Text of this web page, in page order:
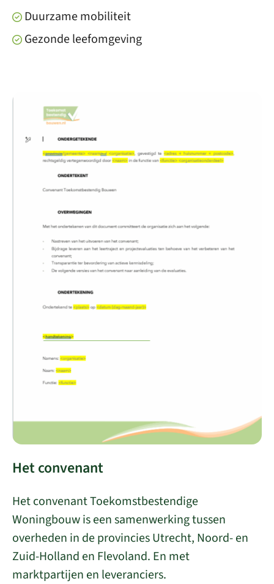
Duurzame mobiliteit
Gezonde leefomgeving
Het convenant
Het convenant Toekomstbestendige
Woningbouw is een samenwerking tussen
overheden in de provincies Utrecht, Noord- en
Zuid-Holland en Flevoland. En met
marktpartijen en leveranciers.